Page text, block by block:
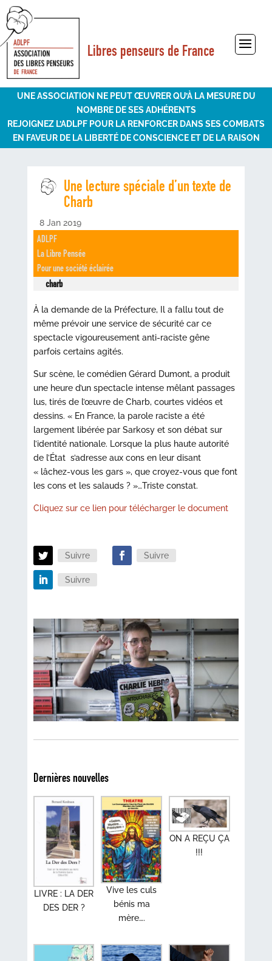
Libres penseurs de France
Sélectionner une page
UNE ASSOCIATION NE PEUT ŒUVRER QU’À LA MESURE DU
NOMBRE DE SES ADHÉRENTS
REJOIGNEZ L’ADLPF POUR LA RENFORCER DANS SES COMBATS
EN FAVEUR DE LA LIBERTÉ DE CONSCIENCE ET DE LA RAISON
Une lecture spéciale d’un texte de
Charb
8 Jan 2019
ADLPF
La Libre Pensée
Pour une société éclairée
charb
À la demande de la Préfecture, Il a fallu tout de
même prévoir une service de sécurité car ce
spectacle vigoureusement anti-raciste gêne
parfois certains agités.
Sur scène, le comédien Gérard Dumont, a produit
une heure d’un spectacle intense mêlant passages
lus, tirés de l’œuvre de Charb, courtes vidéos et
dessins. « En France, la parole raciste a été
largement libérée par Sarkosy et son débat sur
l’identité nationale. Lorsque la plus haute autorité
de l’État s’adresse aux cons en leur disant
« lâchez-vous les gars », que croyez-vous que font
les cons et les salauds ? »…Triste constat.
Cliquez sur ce lien pour télécharger le document
Suivre Suivre
Suivre
Dernières nouvelles
LIVRE : LA DER
DES DER ?
Vive les culs
bénis ma
mère….
ON A REÇU ÇA
!!!